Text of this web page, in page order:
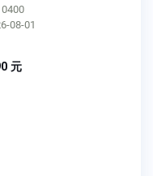
0400
08-01
元